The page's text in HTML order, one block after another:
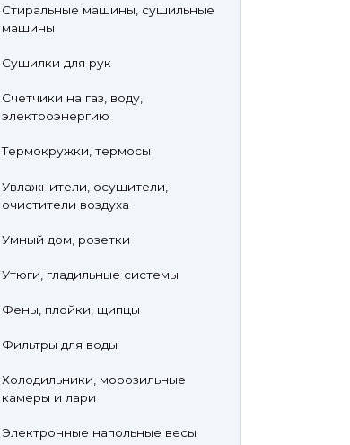
Стиральные машины, сушильные
машины
Сушилки для рук
Счетчики на газ, воду,
электроэнергию
Термокружки, термосы
Увлажнители, осушители,
очистители воздуха
Умный дом, розетки
Утюги, гладильные системы
Фены, плойки, щипцы
Фильтры для воды
Холодильники, морозильные
камеры и лари
Электронные напольные весы